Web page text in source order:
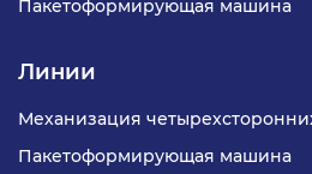
Пакетоформирующая машина
Линии
Механизация
Пакетоформирующая машина